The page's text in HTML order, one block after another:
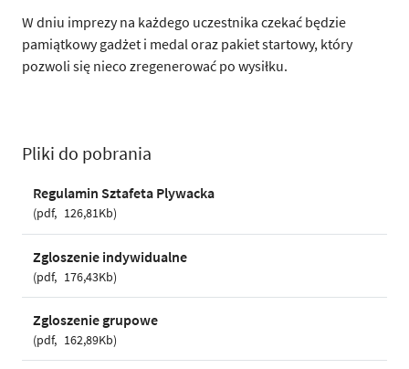
W dniu imprezy na każdego uczestnika czekać będzie
pamiątkowy gadżet i medal oraz pakiet startowy, który
pozwoli się nieco zregenerować po wysiłku.
Pliki do pobrania
Regulamin Sztafeta Plywacka
pdf 126,81Kb
Zgloszenie indywidualne
pdf 176,43Kb
Zgloszenie grupowe
pdf 162,89Kb